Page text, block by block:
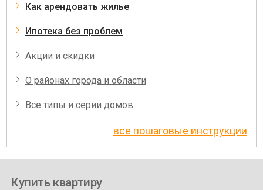
Как арендовать жилье
Ипотека без проблем
Акции и скидки
О районах города и области
Все типы и серии домов
все пошаговые инструкции
Купить квартиру